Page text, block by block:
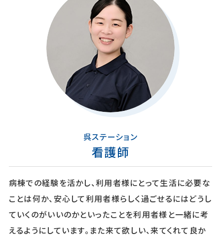
呉ステーション
看護師
病棟での経験を活かし、利用者様にとって生活に必要な
ことは何か、安心して利用者様らしく過ごせるにはどうし
ていくのがいいのかといったことを利用者様と一緒に考
えるようにしています。また来て欲しい、来てくれて良か